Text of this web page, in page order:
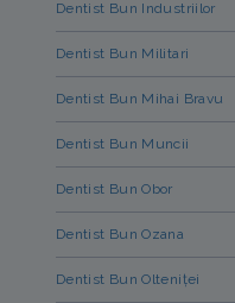
Dentist Bun Industriilor
Dentist Bun Militari
Dentist Bun Mihai Bravu
Dentist Bun Muncii
Dentist Bun Obor
Dentist Bun Ozana
Dentist Bun Olteniței